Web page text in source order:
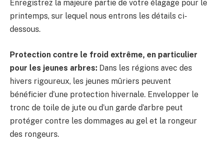
Enregistrez la majeure partie de votre élagage pour le
printemps, sur lequel nous entrons les détails ci-
dessous.
Protection contre le froid extrême, en particulier
pour les jeunes arbres: Dans les régions avec des
hivers rigoureux, les jeunes mûriers peuvent
bénéficier d’une protection hivernale. Envelopper le
tronc de toile de jute ou d’un garde d’arbre peut
protéger contre les dommages au gel et la rongeur
des rongeurs.